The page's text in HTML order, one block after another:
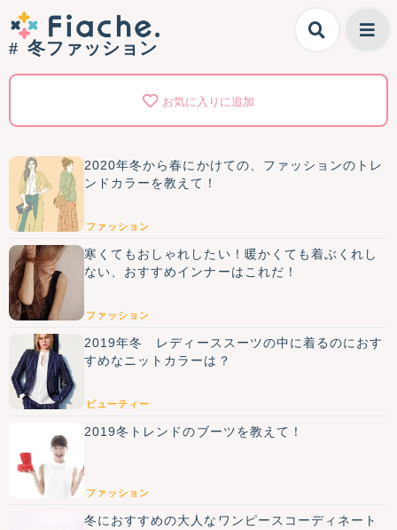
冬ファッション
お気に入りに追加
2020年冬から春にかけての、ファッションのトレ
ンドカラーを教えて！
ファッション
寒くてもおしゃれしたい！暖かくても着ぶくれし
ない、おすすめインナーはこれだ！
ファッション
2019年冬 レディーススーツの中に着るのにおす
すめなニットカラーは？
ビューティー
2019冬トレンドのブーツを教えて！
ファッション
冬におすすめの大人なワンピースコーディネート